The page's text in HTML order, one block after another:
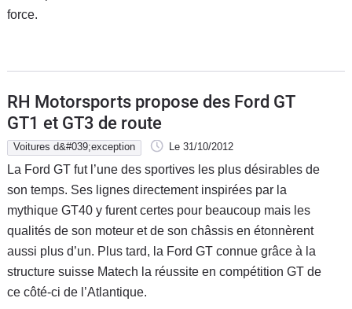
force.
RH Motorsports propose des Ford GT
GT1 et GT3 de route
Voitures d&#039;exception Le 31/10/2012
La Ford GT fut l’une des sportives les plus désirables de
son temps. Ses lignes directement inspirées par la
mythique GT40 y furent certes pour beaucoup mais les
qualités de son moteur et de son châssis en étonnèrent
aussi plus d’un. Plus tard, la Ford GT connue grâce à la
structure suisse Matech la réussite en compétition GT de
ce côté-ci de l’Atlantique.